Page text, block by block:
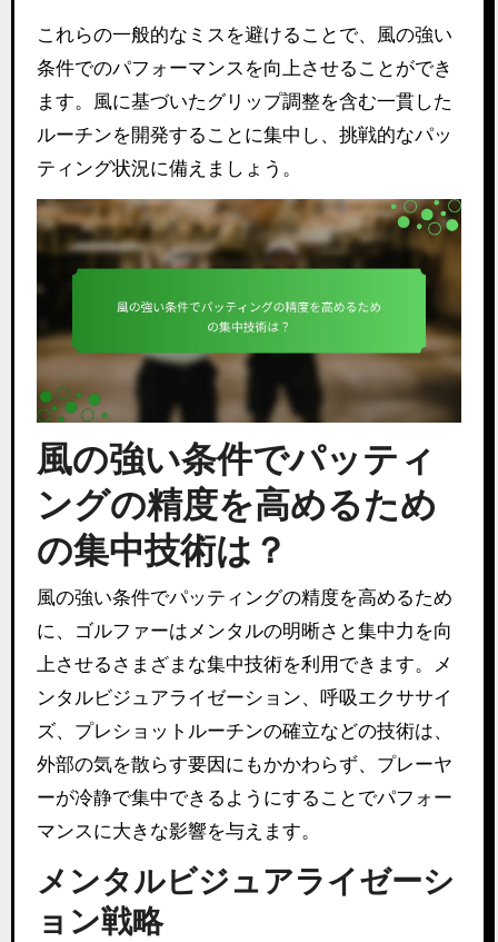
これらの一般的なミスを避けることで、風の強い
条件でのパフォーマンスを向上させることができ
ます。風に基づいたグリップ調整を含む一貫した
ルーチンを開発することに集中し、挑戦的なパッ
ティング状況に備えましょう。
風の強い条件でパッティ
ングの精度を高めるため
の集中技術は？
風の強い条件でパッティングの精度を高めるため
に、ゴルファーはメンタルの明晰さと集中力を向
上させるさまざまな集中技術を利用できます。メ
ンタルビジュアライゼーション、呼吸エクササイ
ズ、プレショットルーチンの確立などの技術は、
外部の気を散らす要因にもかかわらず、プレーヤ
ーが冷静で集中できるようにすることでパフォー
マンスに大きな影響を与えます。
メンタルビジュアライゼーシ
ョン戦略